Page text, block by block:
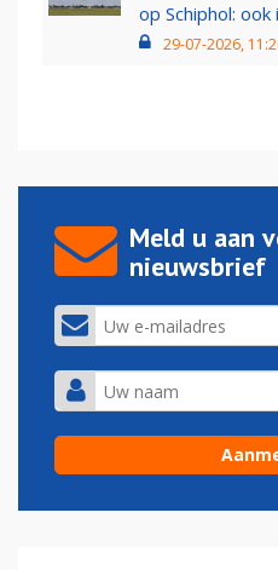
op Schiphol:
29-07-2026,
Meld u aan
nieuwsbrief